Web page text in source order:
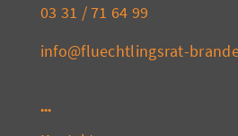
03 31 / 71 64 99
info@fluechtlingsrat-